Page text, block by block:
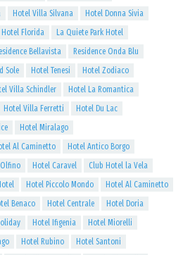
Hotel Villa Silvana
Hotel Donna Sivia
Hotel Florida
La Quiete Park Hotel
Bellavista
Residence Onda Blu
Sole Hotel Tenesi
Hotel Zodiaco
Villa Schindler
Hotel La Romantica
Hotel Villa Ferretti
Hotel Du Lac
Hotel Miralago
Al Caminetto
Hotel Antico Borgo
Hotel Caravel
Club Hotel la Vela
Hotel Piccolo Mondo
Hotel Al Caminetto
Benaco Hotel Centrale
Hotel Doria
Hotel Ifigenia
Hotel Miorelli
Hotel Rubino
Hotel Santoni